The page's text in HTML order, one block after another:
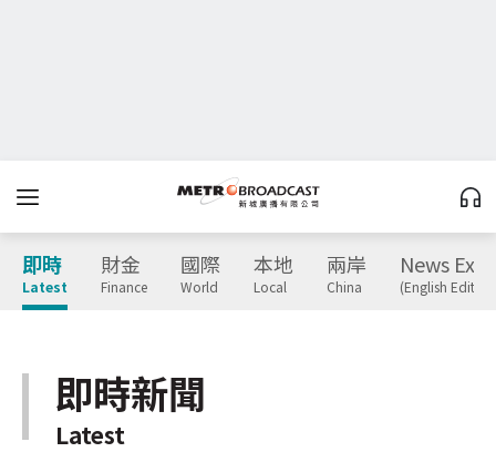
即時
Latest
財金
Finance
國際
World
本地
Local
兩岸
China
News
(English
即時新聞
Latest